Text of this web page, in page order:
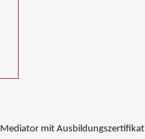
Mediator mit Ausbildungszertifikat